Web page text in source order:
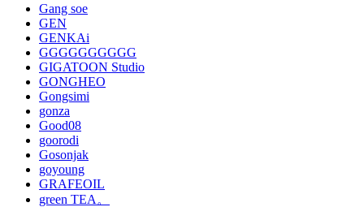
Gang soe
GEN
GENKAi
GGGGGGGGGG
GIGATOON Studio
GONGHEO
Gongsimi
gonza
Good08
goorodi
Gosonjak
goyoung
GRAFEOIL
green TEA。